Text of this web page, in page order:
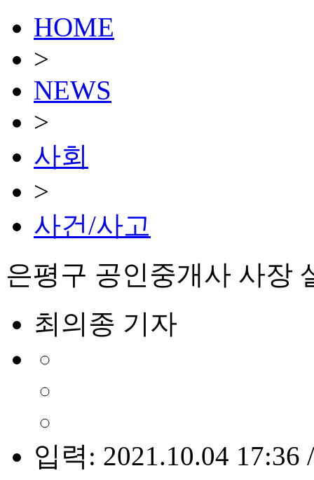
HOME
>
NEWS
>
사회
>
사건/사고
은평구 공인중개사 사장
최의종 기자
입력: 2021.10.04 17:36